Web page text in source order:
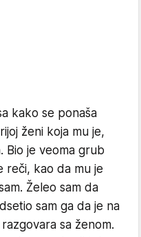
kako se ponaša
ženi koja mu je,
Bio je veoma grub
reči, kao da mu je
Želeo sam da
sam ga da je na
sa ženom.